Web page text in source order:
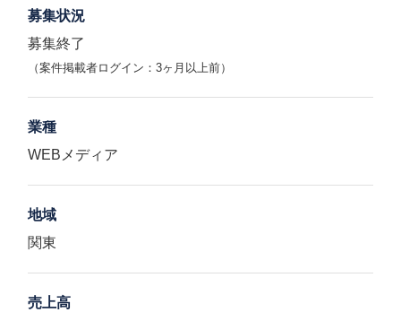
募集状況
募集終了
（案件掲載者ログイン：3ヶ月以上前）
業種
WEBメディア
地域
関東
売上高